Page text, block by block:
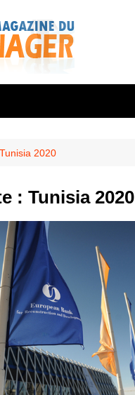
Tunisia 2020
: Tunisia 2020